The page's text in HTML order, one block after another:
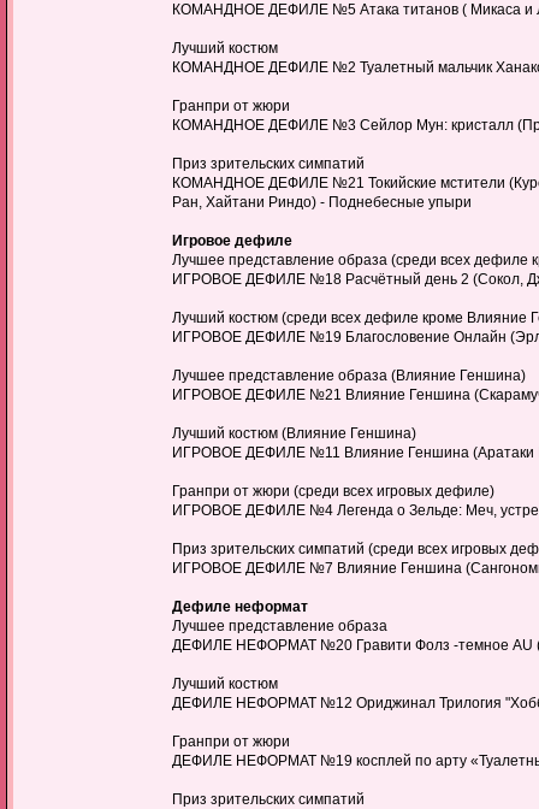
КОМАНДНОЕ ДЕФИЛЕ №5 Атака титанов ( Микаса и
Лучший костюм
КОМАНДНОЕ ДЕФИЛЕ №2 Туалетный мальчик Ханако
Гранпри от жюри
КОМАНДНОЕ ДЕФИЛЕ №3 Сейлор Мун: кристалл
Приз зрительских симпатий
КОМАНДНОЕ ДЕФИЛЕ №21 Токийские мстители
Ран, Хайтани Риндо) - Поднебесные упыри
Игровое дефиле
Лучшее представление образа (среди всех дефиле
ИГРОВОЕ ДЕФИЛЕ №18 Расчётный день 2 (Сокол,
Лучший костюм (среди всех дефиле кроме Влияние
ИГРОВОЕ ДЕФИЛЕ №19 Благословение Онлайн
Лучшее представление образа (Влияние Геншина)
ИГРОВОЕ ДЕФИЛЕ №21 Влияние Геншина
Лучший костюм (Влияние Геншина)
ИГРОВОЕ ДЕФИЛЕ №11 Влияние Геншина (Аратаки
Гранпри от жюри (среди всех игровых дефиле)
ИГРОВОЕ ДЕФИЛЕ №4 Легенда о Зельде: Меч,
Приз зрительских симпатий (среди всех игровых
ИГРОВОЕ ДЕФИЛЕ №7 Влияние Геншина
Дефиле неформат
Лучшее представление образа
ДЕФИЛЕ НЕФОРМАТ №20 Гравити Фолз -темное AU
Лучший костюм
ДЕФИЛЕ НЕФОРМАТ №12 Ориджинал Трилогия
Гранпри от жюри
ДЕФИЛЕ НЕФОРМАТ №19 косплей по арту
Приз зрительских симпатий